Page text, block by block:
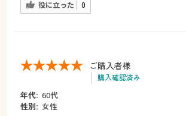
役に立った 0
ご購入者様
購入確認済み
年代: 60代
性別: 女性